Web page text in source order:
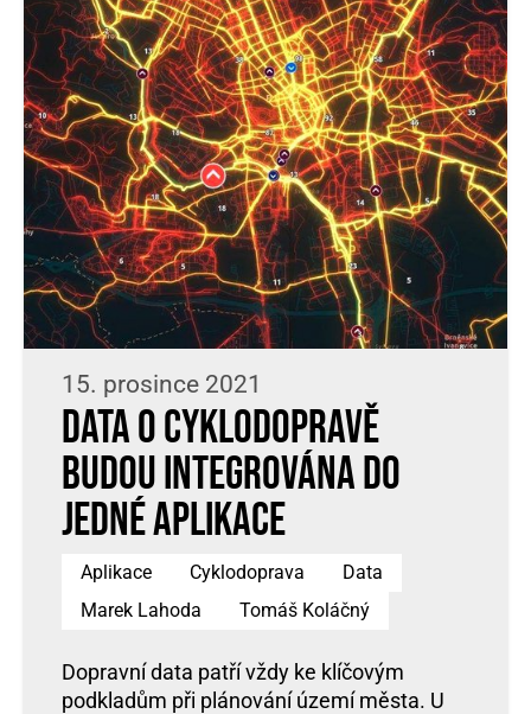
15. prosince 2021
Data o cyklodopravě
budou integrována do
jedné aplikace
Aplikace Cyklodoprava
Data
Marek Lahoda
Tomáš Koláčný
Dopravní data patří vždy ke klíčovým
podkladům při plánování území města. U